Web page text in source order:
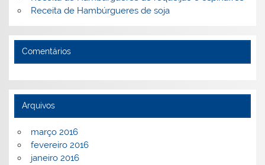
Receita de Hambúrgueres de soja
Comentários
Arquivos
março 2016
fevereiro 2016
janeiro 2016